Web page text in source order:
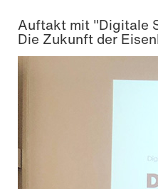
Auftakt mit "Digitale
Die Zukunft der